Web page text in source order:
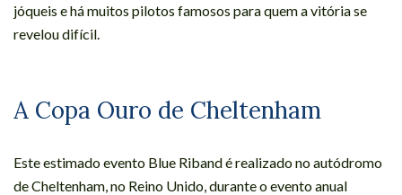
jóqueis e há muitos pilotos famosos para quem a vitória se
revelou difícil.
A Copa Ouro de Cheltenham
Este estimado evento Blue Riband é realizado no autódromo
de Cheltenham, no Reino Unido, durante o evento anual